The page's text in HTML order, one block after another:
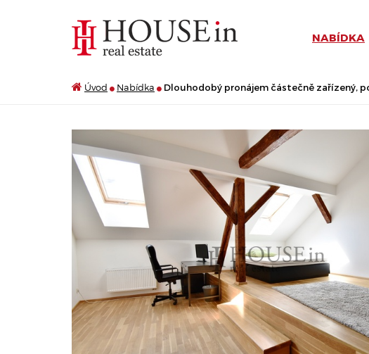
NABÍDKA
Úvod Nabídka Dlouhodobý pronájem částečně zařízený,